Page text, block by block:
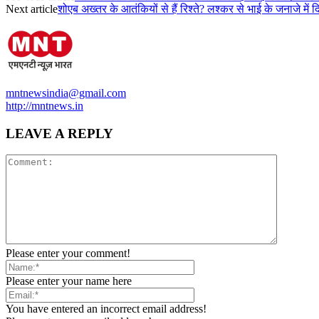
Next articleशोएब अख्तर के आतंकियों से हैं रिश्ते? लश्कर से भाई के जनाजे में
mntnewsindia@gmail.com
http://mntnews.in
LEAVE A REPLY
Please enter your comment!
Please enter your name here
You have entered an incorrect email address!